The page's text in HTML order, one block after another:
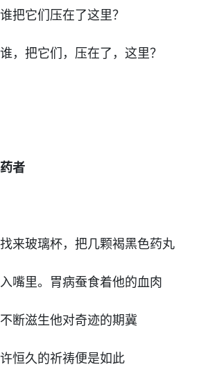
把它们压在了这里？
，把它们，压在了，这里？
者
来玻璃杯，把几颗褐黑色药丸
嘴里。胃病蚕食着他的血肉
断滋生他对奇迹的期冀
恒久的祈祷便是如此